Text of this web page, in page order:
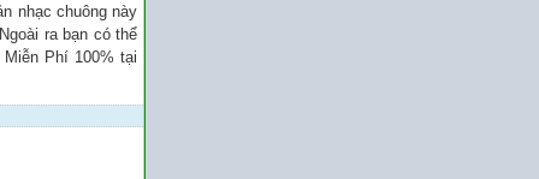
nhạc chuông này
ra bạn có thể
Phí 100% tại